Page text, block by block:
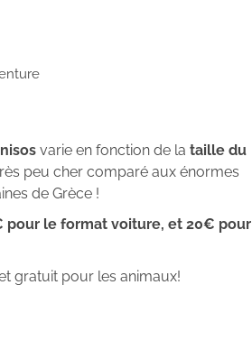
varie en fonction de la taille du
peu cher comparé aux énormes
de Grèce !
pour le format voiture, et 20€ pour
gratuit pour les animaux!